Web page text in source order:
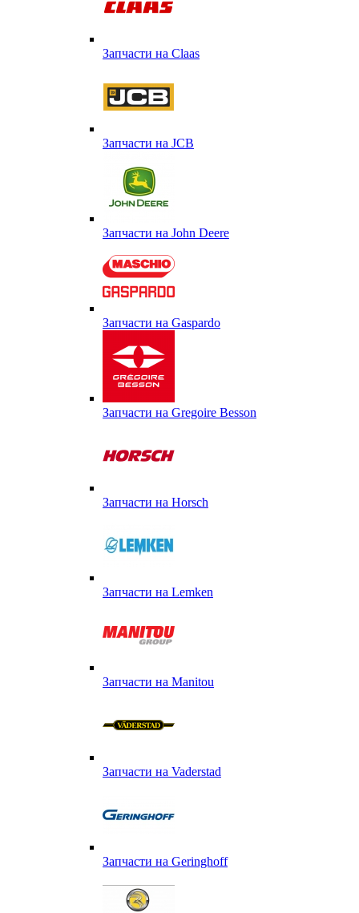
Запчасти на Сlaas
Запчасти на JCB
Запчасти на John Deere
Запчасти на Gaspardo
Запчасти на Gregoire Besson
Запчасти на Horsch
Запчасти на Lemken
Запчасти на Manitou
Запчасти на Vaderstad
Запчасти на Geringhoff